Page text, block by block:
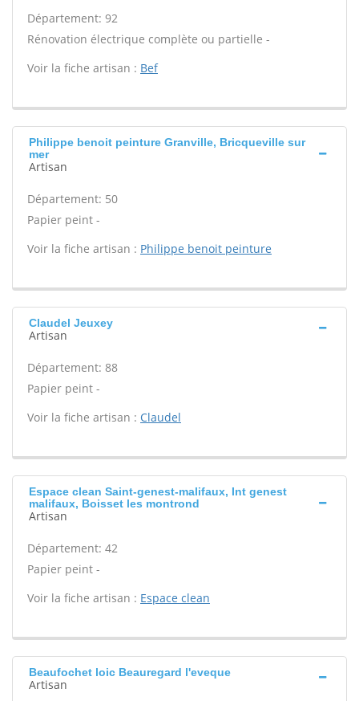
Département: 92
Rénovation électrique complète ou partielle -
Voir la fiche artisan : Bef
Philippe benoit peinture Granville, Bricqueville sur
mer
Artisan
Département: 50
Papier peint -
Voir la fiche artisan : Philippe benoit peinture
Claudel Jeuxey
Artisan
Département: 88
Papier peint -
Voir la fiche artisan : Claudel
Espace clean Saint-genest-malifaux, Int genest
malifaux, Boisset les montrond
Artisan
Département: 42
Papier peint -
Voir la fiche artisan : Espace clean
Beaufochet loic Beauregard l'eveque
Artisan